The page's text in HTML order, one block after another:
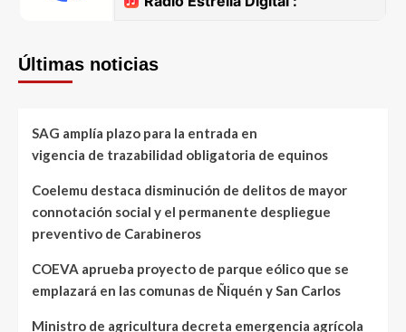
Últimas noticias
SAG amplía plazo para la entrada en
vigencia de trazabilidad obligatoria de equinos
Coelemu destaca disminución de delitos de mayor
connotación social y el permanente despliegue
preventivo de Carabineros
COEVA aprueba proyecto de parque eólico que se
emplazará en las comunas de Ñiquén y San Carlos
Ministro de agricultura decreta emergencia agrícola